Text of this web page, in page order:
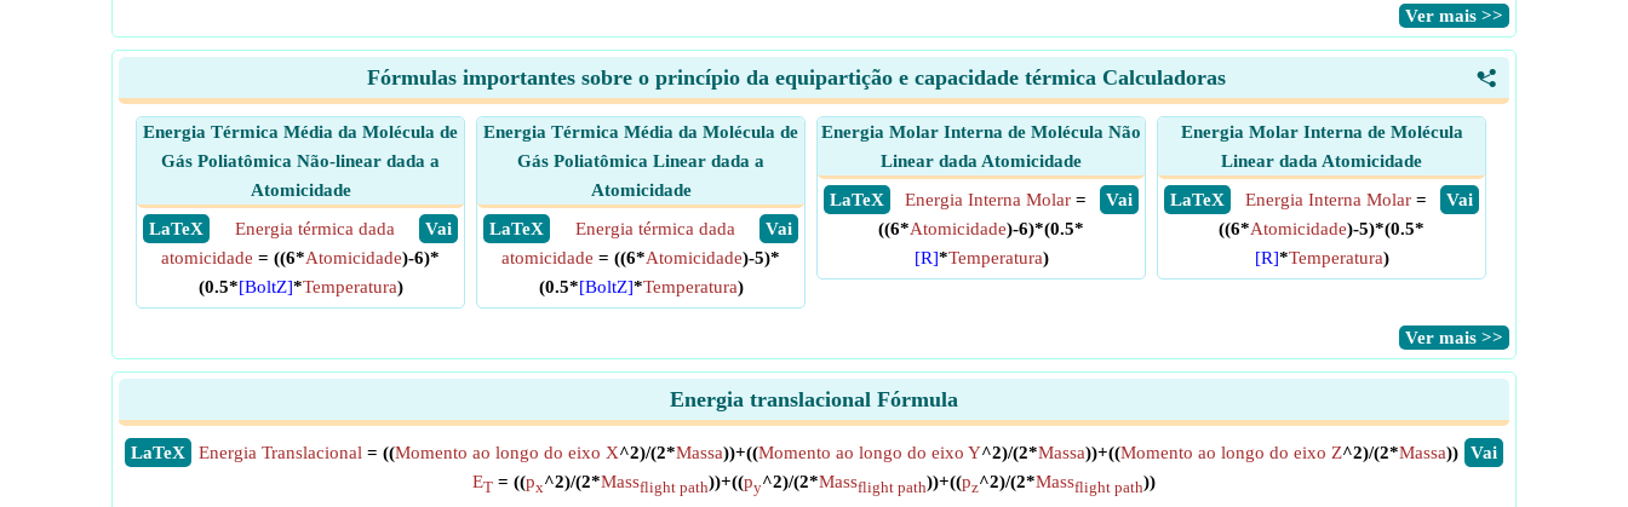
​Ver mais >>
<
Fórmulas importantes sobre o princípio da equipartição e capacidade térmica Calculadoras
Energia Térmica Média da Molécula de
Gás Poliatômica Não-linear dada a
Atomicidade
​ LaTeX
​ Vai
Energia térmica dada
atomicidade = ((6*Atomicidade)-6)*
(0.5*[BoltZ]*Temperatura)
Energia Térmica Média da Molécula de
Gás Poliatômica Linear dada a
Atomicidade
​ LaTeX
​ Vai
Energia térmica dada
atomicidade = ((6*Atomicidade)-5)*
(0.5*[BoltZ]*Temperatura)
Energia Molar Interna de Molécula Não
Linear dada Atomicidade
​ LaTeX
​ Vai
Energia Interna Molar=
((6*Atomicidade)-6)*(0.5*
[R]*Temperatura)
Energia Molar Interna de Molécula
Linear dada Atomicidade
​ LaTeX
​ Vai
Energia Interna Molar=
((6*Atomicidade)-5)*(0.5*
[R]*Temperatura)
​Ver mais >>
Energia translacional Fórmula
​LaTeX ​Vai
Energia Translacional = ((Momento ao longo do eixo X^2)/(2*Massa))+((Momento ao longo do eixo Y^2)/(2*Massa))+((Momento ao longo do eixo Z^2)/(2*Massa))
ET = ((px^2)/(2*Massflight path))+((py^2)/(2*Massflight path))+((pz^2)/(2*Massflight path))